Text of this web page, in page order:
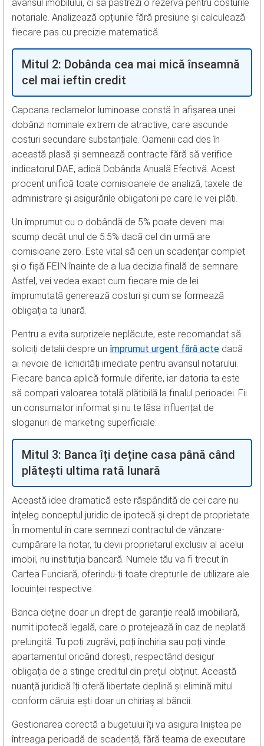
avansul imobilului, ci să păstrezi o rezervă pentru costurile
notariale. Analizează opțiunile fără presiune și calculează
fiecare pas cu precizie matematică.
Mitul 2: Dobânda cea mai mică înseamnă
cel mai ieftin credit
Capcana reclamelor luminoase constă în afișarea unei
dobânzi nominale extrem de atractive, care ascunde
costuri secundare substanțiale. Oamenii cad des în
această plasă și semnează contracte fără să verifice
indicatorul DAE, adică Dobânda Anuală Efectivă. Acest
procent unifică toate comisioanele de analiză, taxele de
administrare și asigurările obligatorii pe care le vei plăti.
Un împrumut cu o dobândă de 5% poate deveni mai
scump decât unul de 5.5% dacă cel din urmă are
comisioane zero. Este vital să ceri un scadențar complet
și o fișă FEIN înainte de a lua decizia finală de semnare.
Astfel, vei vedea exact cum fiecare mie de lei
împrumutată generează costuri și cum se formează
obligația ta lunară.
Pentru a evita surprizele neplăcute, este recomandat să
soliciți detalii despre unîmprumut urgent fără acte dacă
ai nevoie de lichidități imediate pentru avansul notarului.
Fiecare banca aplică formule diferite, iar datoria ta este
să compari valoarea totală plătibilă la finalul perioadei. Fii
un consumator informat și nu te lăsa influențat de
sloganuri de marketing superficiale.
Mitul 3: Banca îți deține casa până când
plătești ultima rată lunară
Această idee dramatică este răspândită de cei care nu
înțeleg conceptul juridic de ipotecă și drept de proprietate.
În momentul în care semnezi contractul de vânzare-
cumpărare la notar, tu devii proprietarul exclusiv al acelui
imobil, nu instituția bancară. Numele tău va fi trecut în
Cartea Funciară, oferindu-ți toate drepturile de utilizare ale
locuinței respective.
Banca deține doar un drept de garanție reală imobiliară,
numit ipotecă legală, care o protejează în caz de neplată
prelungită. Tu poți zugrăvi, poți închiria sau poți vinde
apartamentul oricând dorești, respectând desigur
obligația de a stinge creditul din prețul obținut. Această
nuanță juridică îți oferă libertate deplină și elimină mitul
conform căruia ești doar un chiriaș al băncii.
Gestionarea corectă a bugetului îți va asigura liniștea pe
întreaga perioadă de scadență, fără teama de executare